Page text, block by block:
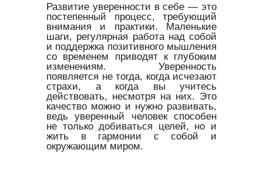
Развитие уверенности в себе — это
постепенный процесс, требующий
внимания и практики. Маленькие
шаги, регулярная работа над собой
и поддержка позитивного мышления
со временем приводят к глубоким
изменениям. Уверенность
появляется не тогда, когда исчезают
страхи, а когда вы учитесь
действовать, несмотря на них. Это
качество можно и нужно развивать,
ведь уверенный человек способен
не только добиваться целей, но и
жить в гармонии с собой и
окружающим миром.